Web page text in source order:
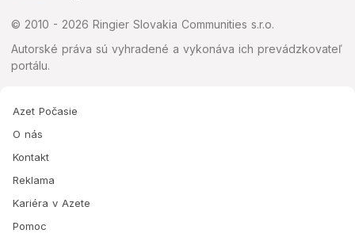
© 2010 - 2026 Ringier Slovakia Communities s.r.o.
Autorské práva sú vyhradené a vykonáva ich prevádzkovateľ
portálu.
Azet Počasie
O nás
Kontakt
Reklama
Kariéra v Azete
Pomoc